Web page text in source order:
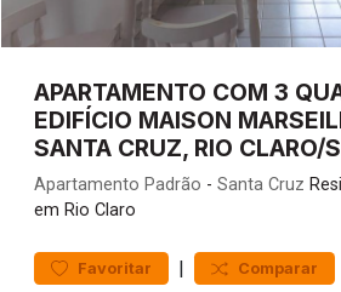
APARTAMENTO COM 3
EDIFÍCIO MAISON
SANTA CRUZ, RIO CLARO/
Apartamento Padrão - Santa Cruz
em Rio Claro
Favoritar | Comparar